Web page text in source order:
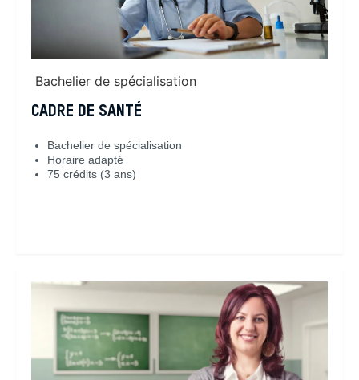
Bachelier de spécialisation
CADRE DE SANTÉ
Bachelier de spécialisation
Horaire adapté
75 crédits (3 ans)